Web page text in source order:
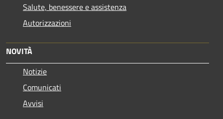
Salute, benessere e assistenza
Autorizzazioni
NOVITÀ
Notizie
Comunicati
Avvisi